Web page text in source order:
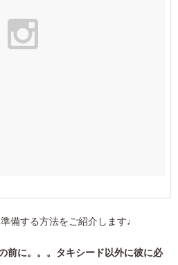
備する方法をご紹介します♩
前に。。。タキシード以外に彼に必